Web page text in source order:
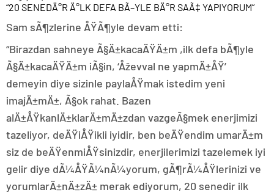
“20 SENEDÄ°R Ä°LK DEFA BÃ–YLE BÄ°R SAÃ‡ YAPIYORUM”
Sam sÃ¶zlerine ÅŸÃ¶yle devam etti:
“Birazdan sahneye Ã§Ä±kacaÄŸÄ±m ,ilk defa bÃ¶yle
Ã§Ä±kacaÄŸÄ±m iÃ§in, ‘Åževval ne yapmÄ±ÅŸ’
demeyin diye sizinle paylaÅŸmak istedim yeni
imajÄ±mÄ±, Ã§ok rahat. Bazen
alÄ±ÅŸkanlÄ±klarÄ±mÄ±zdan vazgeÃ§mek enerjimizi
tazeliyor, deÄŸiÅŸikli iyidir, ben beÄŸendim umarÄ±m
siz de beÄŸenmiÅŸsinizdir, enerjilerimizi tazelemek iyi
gelir diye dÃ¼ÅŸÃ¼nÃ¼yorum, gÃ¶rÃ¼ÅŸlerinizi ve
yorumlarÄ±nÄ±zÄ± merak ediyorum, 20 senedir ilk